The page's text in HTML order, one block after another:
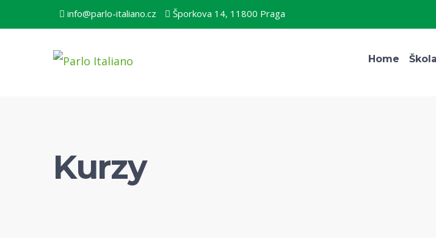
info@parlo-italiano.cz Šporkova 14, 11800 Praga
Home Škola
Kurzy